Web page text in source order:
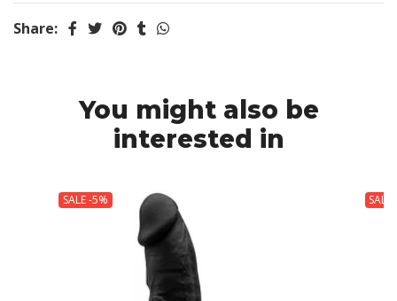
Share:
You might also be
interested in
SALE -5%